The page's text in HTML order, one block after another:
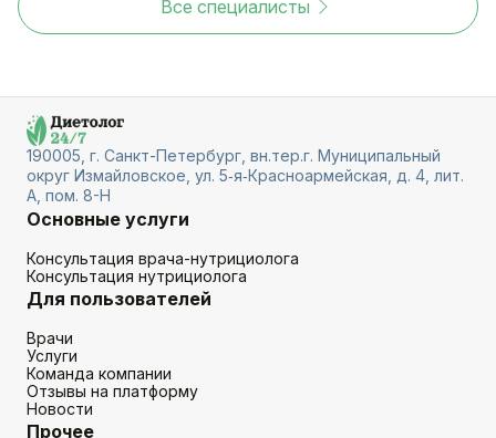
Все специалисты
190005, г. Санкт-Петербург, вн.тер.г. Муниципальный
округ Измайловское, ул. 5‑я‑Красноармейская, д. 4, лит.
А, пом. 8-Н
Основные услуги
Консультация врача-нутрициолога
Консультация нутрициолога
Для пользователей
Врачи
Услуги
Команда компании
Отзывы на платформу
Новости
Прочее